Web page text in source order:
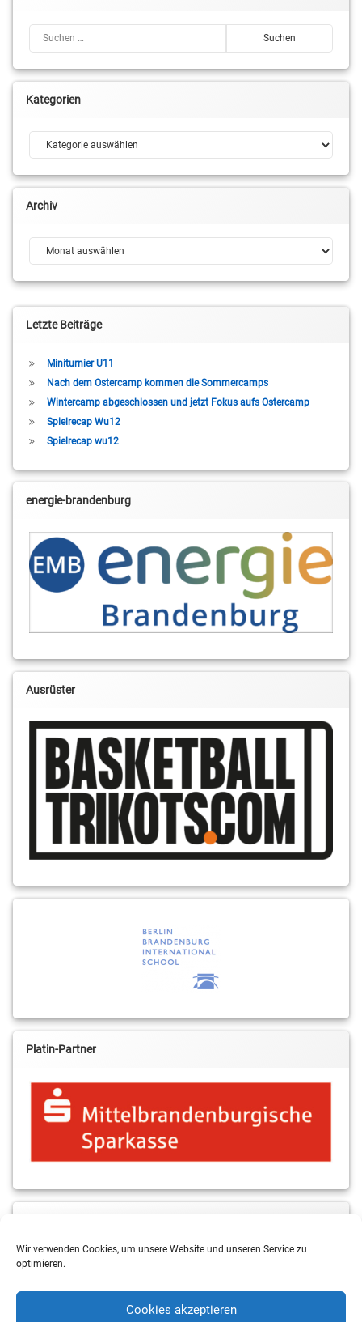
Wir verwenden Cookies, um unsere Website und unseren Service zu
optimieren.
Cookies akzeptieren
Kategorien
Archiv
Letzte Beiträge
Miniturnier U11
Nach dem Ostercamp kommen die Sommercamps
Wintercamp abgeschlossen und jetzt Fokus aufs Ostercamp
Spielrecap Wu12
Spielrecap wu12
energie-brandenburg
Ausrüster
Platin-Partner